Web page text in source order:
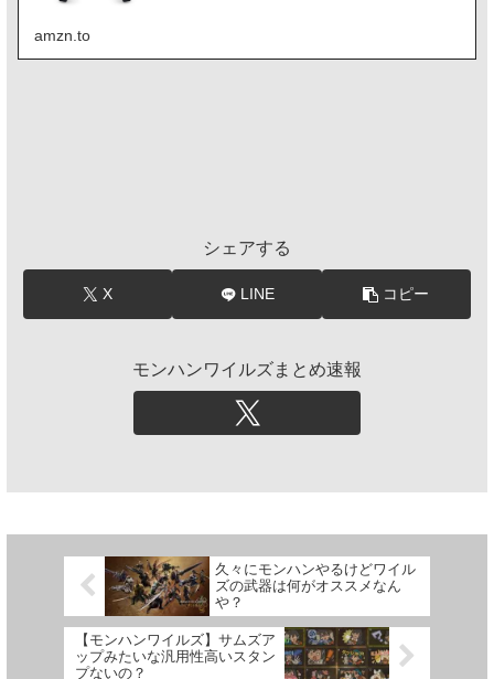
amzn.to
シェアする
X LINE コピー
モンハンワイルズまとめ速報
久々にモンハンやるけどワイル
ズの武器は何がオススメなん
や？
【モンハンワイルズ】サムズア
ップみたいな汎用性高いスタン
プないの？